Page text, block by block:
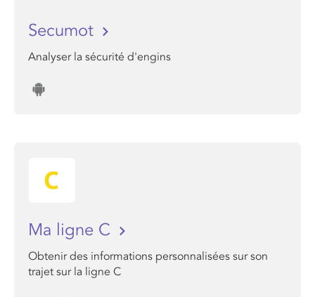
Secumot
Analyser la sécurité d'engins
Ma ligne C
Obtenir des informations personnalisées sur son
trajet sur la ligne C